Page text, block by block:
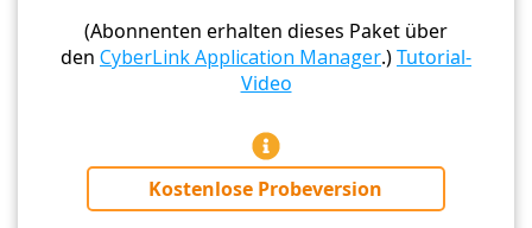
(Abonnenten erhalten dieses Paket über
den CyberLink Application Manager.)Tutorial-
Video
Kostenlose Probeversion